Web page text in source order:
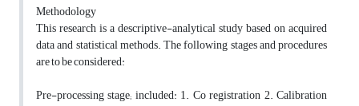
Methodology
This research is a descriptive-analytical study based on acquired
data and statistical methods. The following stages and procedures
are to be considered:
Pre-processing stage; included: 1. Co registration 2. Calibration